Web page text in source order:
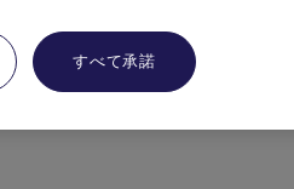
すべて承諾